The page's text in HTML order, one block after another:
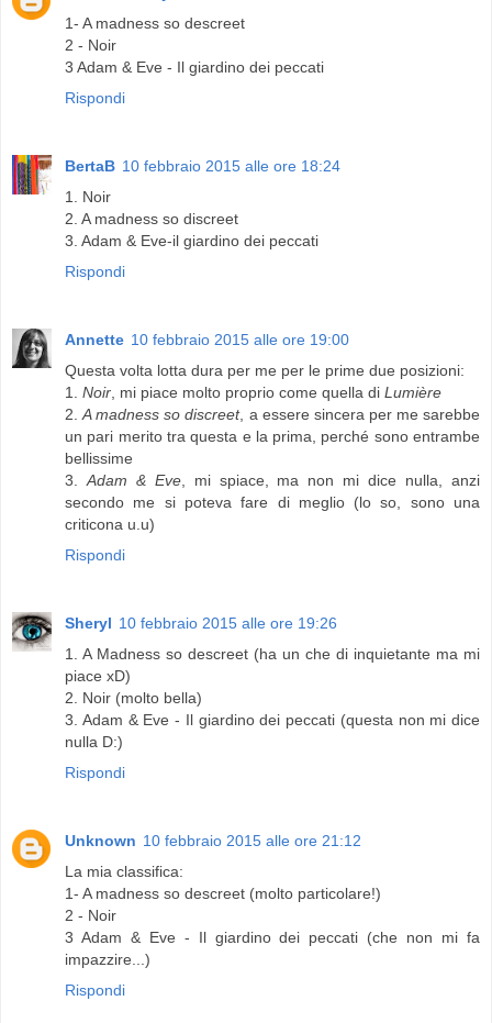
1- A madness so descreet
2 - Noir
3 Adam & Eve - Il giardino dei peccati
Rispondi
BertaB 10 febbraio 2015 alle ore 18:24
1. Noir
2. A madness so discreet
3. Adam & Eve-il giardino dei peccati
Rispondi
Annette 10 febbraio 2015 alle ore 19:00
Questa volta lotta dura per me per le prime due posizioni:
1. Noir, mi piace molto proprio come quella di Lumière
2.A madness so discreet, a essere sincera per me sarebbe
un pari merito tra questa e la prima, perché sono entrambe
bellissime
3.Adam & Eve, mi spiace, ma non mi dice nulla, anzi
secondo me si poteva fare di meglio (lo so, sono una
criticona u.u)
Rispondi
Sheryl 10 febbraio 2015 alle ore 19:26
1. A Madness so descreet (ha un che di inquietante ma mi
piace xD)
2. Noir (molto bella)
3. Adam & Eve - Il giardino dei peccati (questa non mi dice
nulla D:)
Rispondi
Unknown 10 febbraio 2015 alle ore 21:12
La mia classifica:
1- A madness so descreet (molto particolare!)
2 - Noir
3 Adam & Eve - Il giardino dei peccati (che non mi fa
impazzire...)
Rispondi